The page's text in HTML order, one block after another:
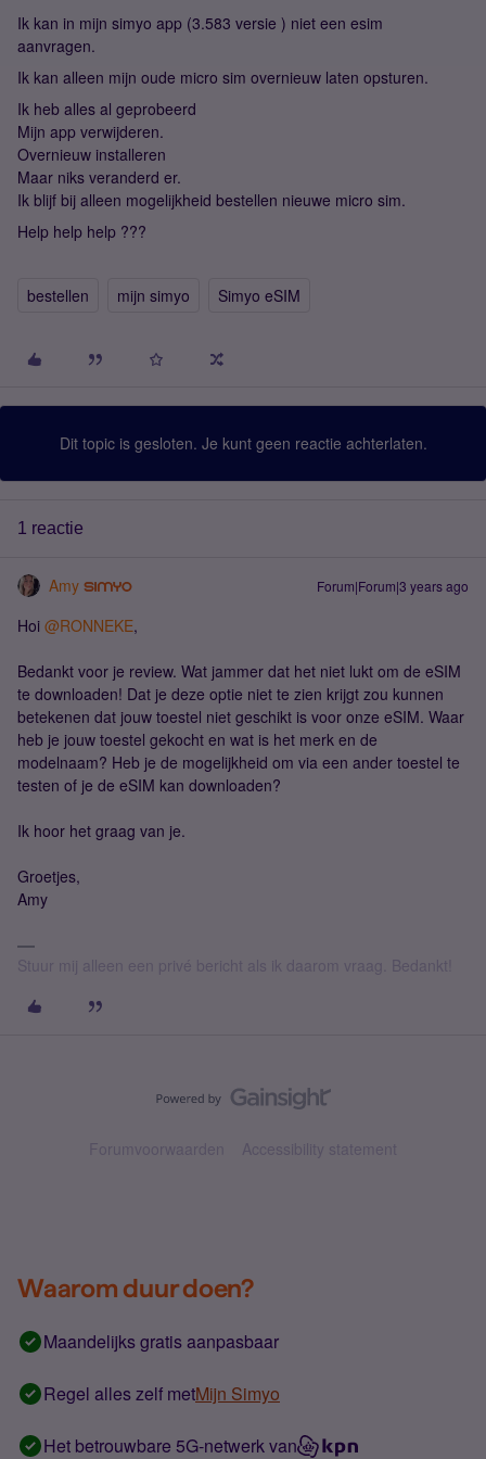
Ik kan in mijn simyo app (3.583 versie ) niet een esim
aanvragen.
Ik kan alleen mijn oude micro sim overnieuw laten opsturen.
Ik heb alles al geprobeerd
Mijn app verwijderen.
Overnieuw installeren
Maar niks veranderd er.
Ik blijf bij alleen mogelijkheid bestellen nieuwe micro sim.
Help help help ???
bestellen mijn simyo Simyo eSIM
Dit topic is gesloten. Je kunt geen reactie achterlaten.
1 reactie
Amy Forum|Forum|3 years ago
Hoi @RONNEKE,
Bedankt voor je review. Wat jammer dat het niet lukt om de eSIM
te downloaden! Dat je deze optie niet te zien krijgt zou kunnen
betekenen dat jouw toestel niet geschikt is voor onze eSIM. Waar
heb je jouw toestel gekocht en wat is het merk en de
modelnaam? Heb je de mogelijkheid om via een ander toestel te
testen of je de eSIM kan downloaden?
Ik hoor het graag van je.
Groetjes,
Amy
Stuur mij alleen een privé bericht als ik daarom vraag. Bedankt!
Forumvoorwaarden Accessibility statement
Waarom duur doen?
Maandelijks gratis aanpasbaar
Regel alles zelf metMijn Simyo
Het betrouwbare 5G-netwerk van